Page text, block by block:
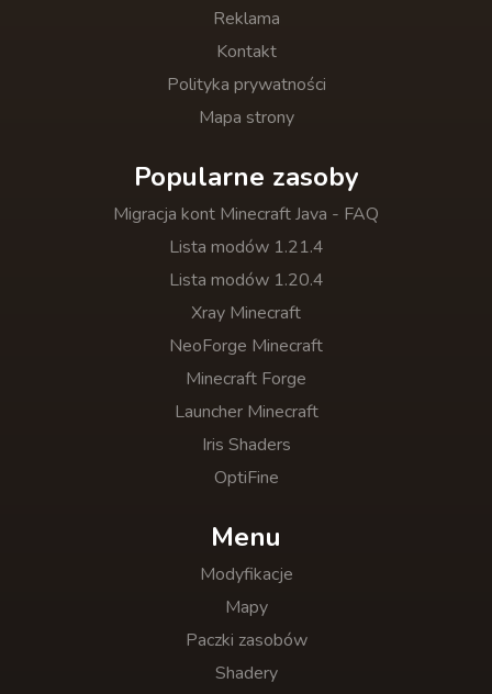
Reklama
Kontakt
Polityka prywatności
Mapa strony
Popularne zasoby
Migracja kont Minecraft Java - FAQ
Lista modów 1.21.4
Lista modów 1.20.4
Xray Minecraft
NeoForge Minecraft
Minecraft Forge
Launcher Minecraft
Iris Shaders
OptiFine
Menu
Modyfikacje
Mapy
Paczki zasobów
Shadery